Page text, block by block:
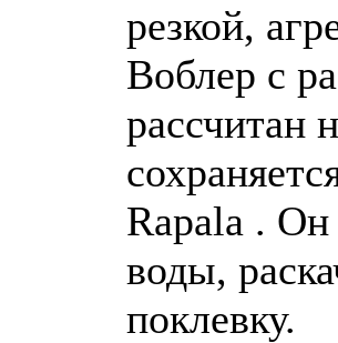
резкой,
Воблер с
рассчитан
Rapala . Он
воды,
поклевку.